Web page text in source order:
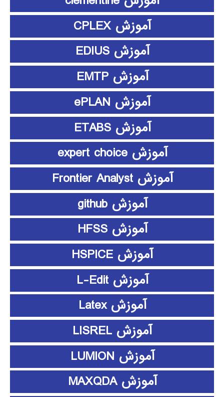
آموزش CPLEX
آموزش EDIUS
آموزش EMTP
آموزش ePLAN
آموزش ETABS
آموزش expert choice
آموزش Frontier Analyst
آموزش github
آموزش HFSS
آموزش HSPICE
آموزش L-Edit
آموزش Latex
آموزش LISREL
آموزش LUMION
آموزش MAXQDA